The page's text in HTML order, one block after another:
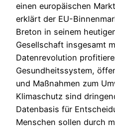
einen europäischen
erklärt der EU-
Breton in seinem
Gesellschaft insgesamt
Datenrevolution
Gesundheitssystem,
und Maßnahmen zum
Klimaschutz sind
Datenbasis für
Menschen sollen durch